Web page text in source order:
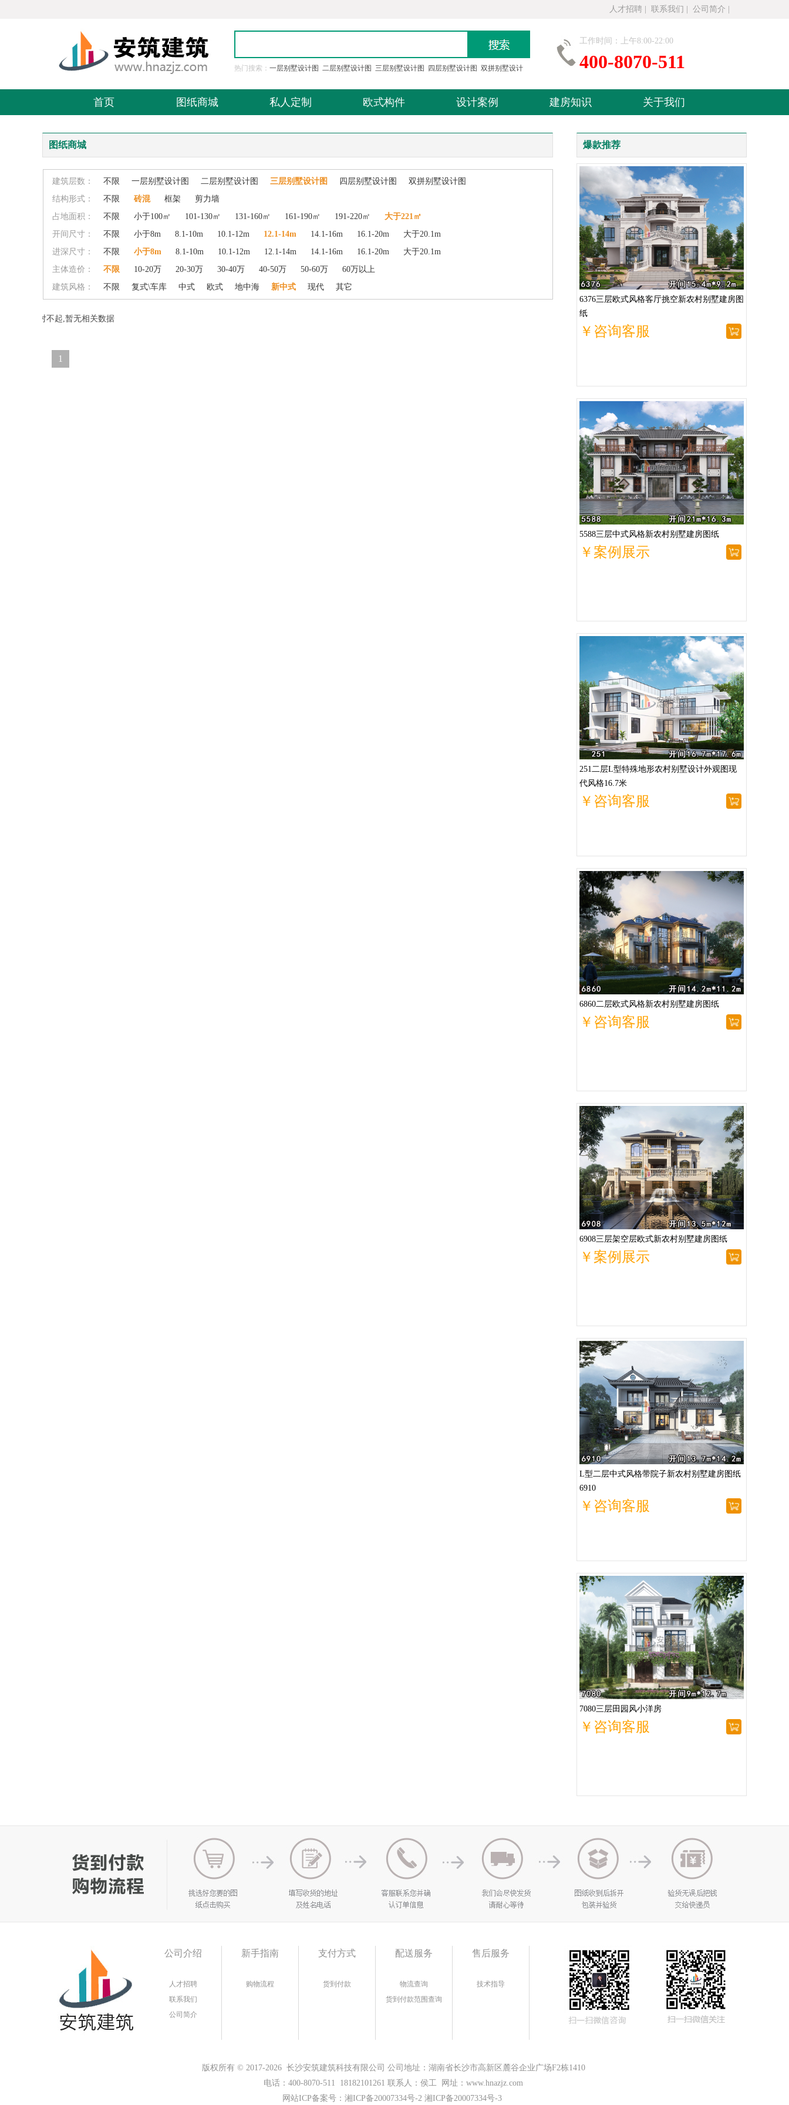
人才招聘 联系我们 公司简介
热门搜索： 一层别墅设计图 二层别墅设计图 三层别墅设计图 四层别墅设计图 双拼别墅设计
工作时间：上午8:00-22:00
400-8070-511
首页 图纸商城 私人定制 欧式构件 设计案例 建房知识 关于我们
爆款推荐
6376三层欧式风格客厅挑空新农村别墅建房图
纸
￥咨询客服
5588三层中式风格新农村别墅建房图纸
￥案例展示
251二层L型特殊地形农村别墅设计外观图现
代风格16.7米
￥咨询客服
6860二层欧式风格新农村别墅建房图纸
￥咨询客服
6908三层架空层欧式新农村别墅建房图纸
￥案例展示
L型二层中式风格带院子新农村别墅建房图纸
6910
￥咨询客服
7080三层田园风小洋房
￥咨询客服
图纸商城
建筑层数： 不限 一层别墅设计图 二层别墅设计图 三层别墅设计图 四层别墅设计图
双拼别墅设计图
结构形式：
不限 砖混 框架
剪力墙
占地面积：
不限 小于100㎡ 101-130㎡ 131-160㎡ 161-190㎡ 191-220㎡
大于221㎡
开间尺寸：
不限 小于8m 8.1-10m 10.1-12m 12.1-14m 14.1-16m 16.1-20m
大于20.1m
进深尺寸：
不限 小于8m 8.1-10m 10.1-12m 12.1-14m 14.1-16m 16.1-20m
大于20.1m
主体造价：
不限 10-20万 20-30万 30-40万 40-50万 50-60万
60万以上
建筑风格：
不限 复式\车库 中式 欧式 地中海 新中式 现代 其它
对不起,暂无相关数据
1
公司介绍
人才招聘
联系我们
公司简介
新手指南
购物流程
支付方式
货到付款
配送服务
物流查询
货到付款范围查询
售后服务
技术指导
版权所有 © 2017-2026 长沙安筑建筑科技有限公司 公司地址：湖南省长沙市高新区麓谷企业广场F2栋1410
电话：400-8070-511 18182101261 联系人：侯工 网址：www.hnazjz.com
网站ICP备案号： 湘ICP备20007334号-2 湘ICP备20007334号-3